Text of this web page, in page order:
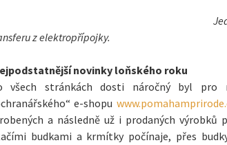
z elektropřípojky.
novinky loňského roku
všech stránkách dosti náročný byl pro
e-shopu
a následně už i prodaných výrobků
budkami a krmítky počínaje, přes